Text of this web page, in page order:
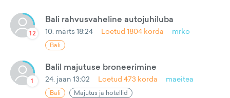
12
Bali rahvusvaheline autojuhiluba
10. märts 18:24 Loetud 1804 korda mrko
Bali
1
Balil majutuse broneerimine
24. jaan 13:02 Loetud 473 korda maeitea
Bali Majutus ja hotellid